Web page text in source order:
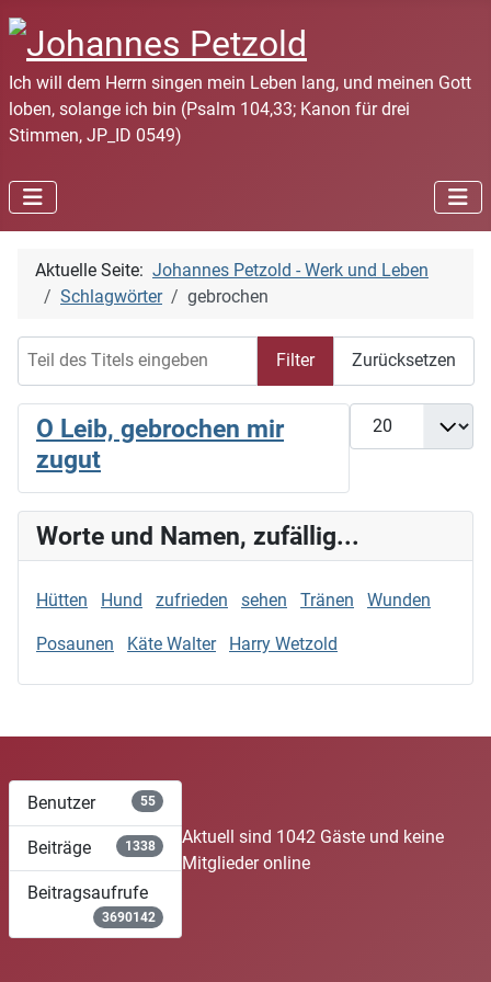
Ich will dem Herrn singen mein Leben lang, und meinen Gott
loben, solange ich bin (Psalm 104,33; Kanon für drei
Stimmen, JP_ID 0549)
Aktuelle Seite: Johannes Petzold - Werk und Leben
Schlagwörter
gebrochen
Filter Zurücksetzen
Anzeige #
O Leib, gebrochen mir
zugut
Worte und Namen, zufällig...
Hütten Hund zufrieden sehen Tränen Wunden
Posaunen Käte Walter Harry Wetzold
Benutzer 55
Beiträge 1338
Beitragsaufrufe
3690142
Aktuell sind 1042 Gäste und keine
Mitglieder online